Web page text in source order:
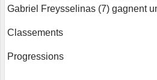
Gabriel Freysselinas (7) gagnent
Classements
Progressions